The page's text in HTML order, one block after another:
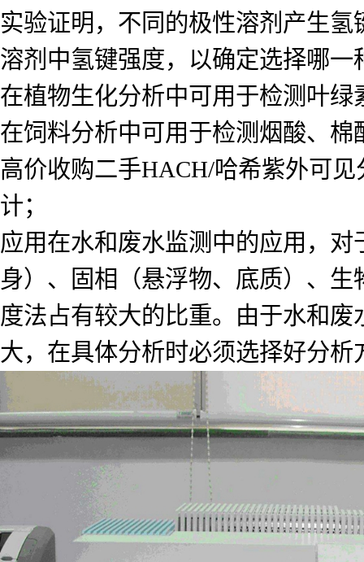
实验证明，不同的极性溶剂产生
溶剂中氢键强度，以确定选择哪一
在植物生化分析中可用于检测叶
在饲料分析中可用于检测烟酸、棉
高价收购二手HACH/哈希紫外可
计；
应用在水和废水监测中的应用，
身）、固相（悬浮物、底质）、
度法占有较大的比重。由于水和
大，在具体分析时必须选择好分析